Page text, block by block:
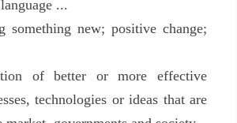
...
new; positive change;
of better or more effective
technologies or ideas that are